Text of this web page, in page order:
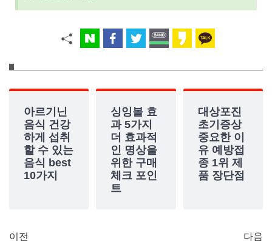
아르기닌
음식 건강
하게 섭취
할 수 있는
음식 best
10가지
싱잉볼 효
과 5가지
더 효과적
인 명상을
위한 구매
체크 포인
트
대상포진
초기증상
중요한 이
유 예방접
종 1위 제
품 장단점
이전 다음